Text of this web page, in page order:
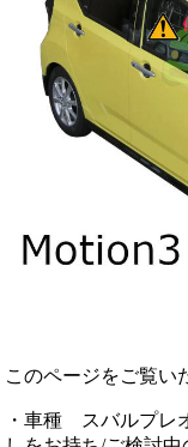
このページをご覧い
・車種 スバルプレ